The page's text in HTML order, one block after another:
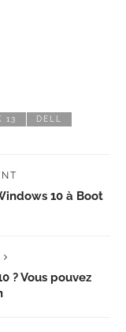
13 DELL
10 à Boot
? Vous pouvez